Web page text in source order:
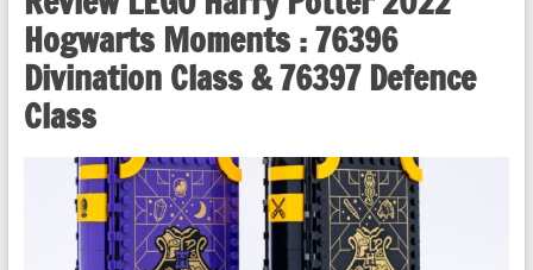
Hogwarts Moments : 76396
Divination Class & 76397 Defence
Class